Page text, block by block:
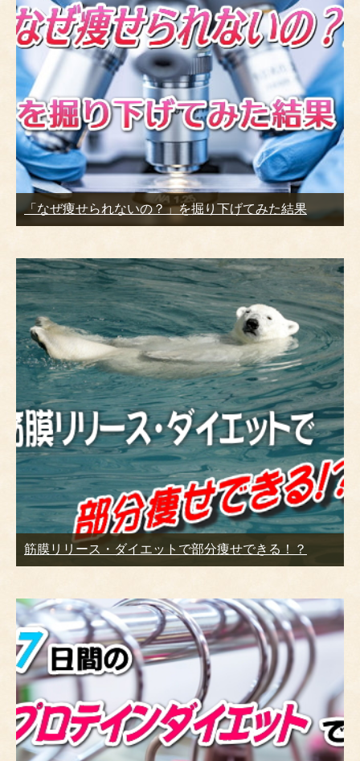
「なぜ痩せられないの？」を掘り下げてみた結果
筋膜リリース・ダイエットで部分痩せできる！？